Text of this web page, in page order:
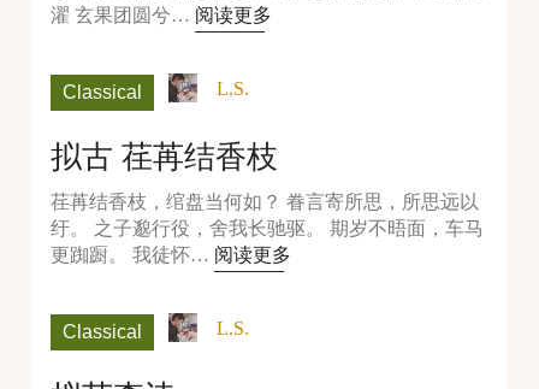
濯 玄果团圆兮… 阅读更多
Classical L.S.
拟古 荏苒结香枝
荏苒结香枝，绾盘当何如？ 眷言寄所思，所思远以
纡。 之子邈行役，舍我长驰驱。 期岁不晤面，车马
更踟蹰。 我徒怀… 阅读更多
Classical L.S.